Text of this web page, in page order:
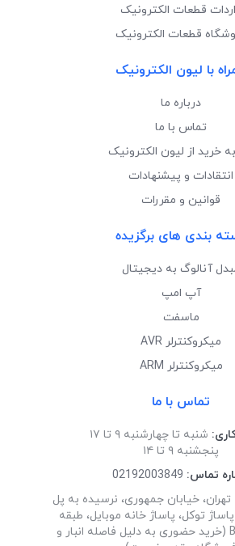
قطعات الکترونیک
قطعات الکترونیک
با لیون الکترونیک
درباره ما
تماس با ما
خرید از لیون الکترونیک
انتقادات و پیشنهادات
قوانین و مقررات
بندی های برگزیده
آنالوگ به دیجیتال
آپ امپ
ماسفت
میکروکنترلر AVR
میکروکنترلر ARM
تماس با ما
شنبه تا چهارشنبه ۹ تا ۱۷
پنجشنبه ۹ تا ۱۴
تماس: 02192003849
تهران، خیابان جمهوری، نرسیده به پل
توکل، پاساژ خانه موبایل، طبقه
منفی1، واحد B4 (خرید حضوری به دلیل فاصله انبار و